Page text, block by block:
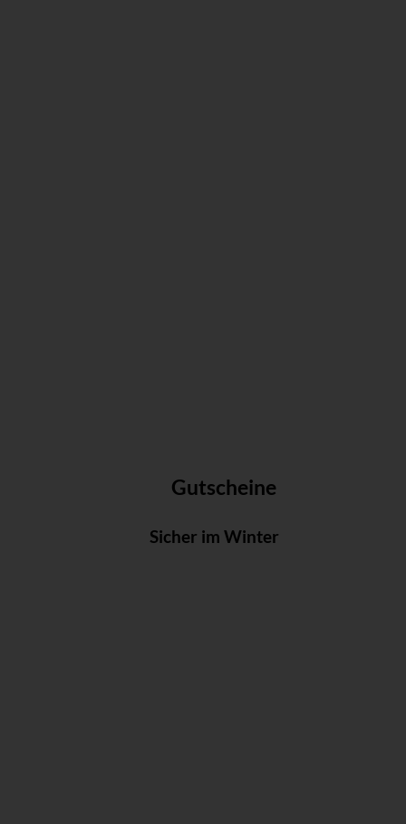
Gutscheine
Sicher im Winter